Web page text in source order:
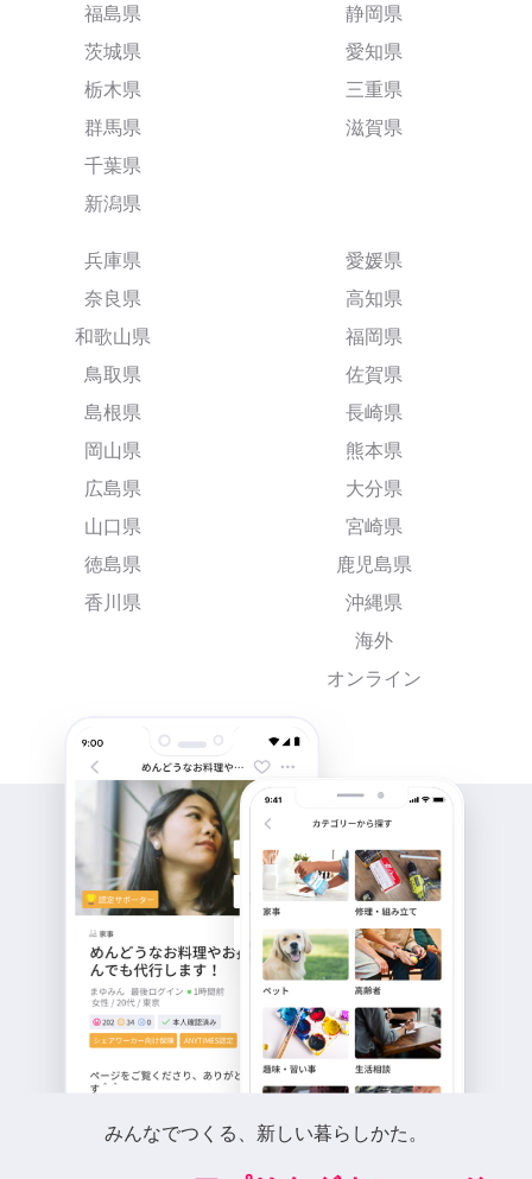
福島県
茨城県
栃木県
群馬県
千葉県
新潟県
静岡県
愛知県
三重県
滋賀県
兵庫県
奈良県
和歌山県
鳥取県
島根県
岡山県
広島県
山口県
徳島県
香川県
愛媛県
高知県
福岡県
佐賀県
長崎県
熊本県
大分県
宮崎県
鹿児島県
沖縄県
海外
オンライン
みんなでつくる、新しい暮らしかた。